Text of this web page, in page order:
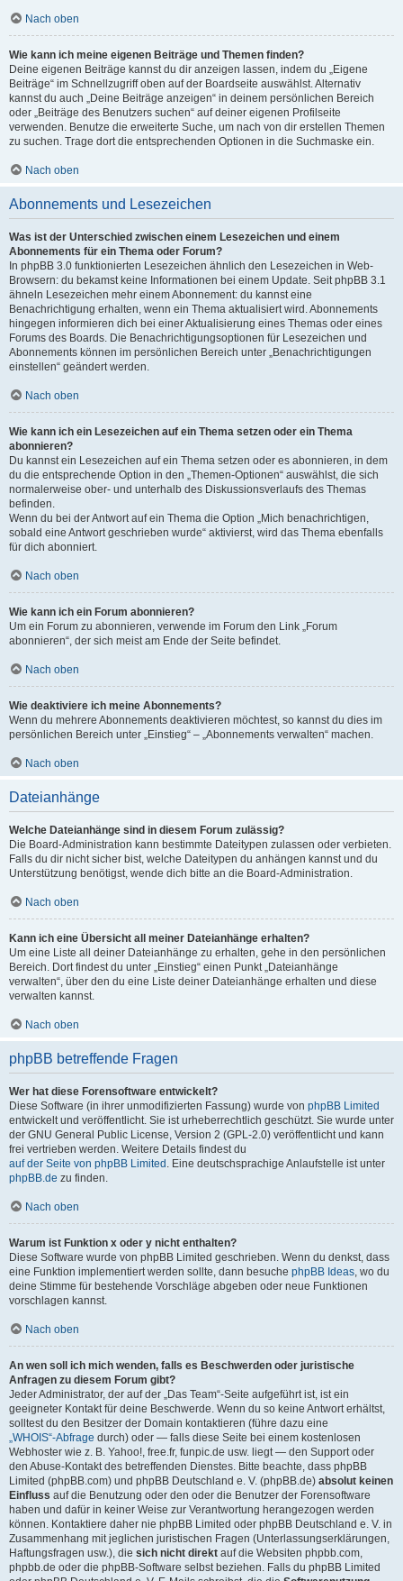
Nach oben
Wie kann ich meine eigenen Beiträge und Themen finden?
Deine eigenen Beiträge kannst du dir anzeigen lassen, indem du „Eigene
Beiträge“ im Schnellzugriff oben auf der Boardseite auswählst. Alternativ
kannst du auch „Deine Beiträge anzeigen“ in deinem persönlichen Bereich
oder „Beiträge des Benutzers suchen“ auf deiner eigenen Profilseite
verwenden. Benutze die erweiterte Suche, um nach von dir erstellen Themen
zu suchen. Trage dort die entsprechenden Optionen in die Suchmaske ein.
Nach oben
Abonnements und Lesezeichen
Was ist der Unterschied zwischen einem Lesezeichen und einem
Abonnements für ein Thema oder Forum?
In phpBB 3.0 funktionierten Lesezeichen ähnlich den Lesezeichen in Web-
Browsern: du bekamst keine Informationen bei einem Update. Seit phpBB 3.1
ähneln Lesezeichen mehr einem Abonnement: du kannst eine
Benachrichtigung erhalten, wenn ein Thema aktualisiert wird. Abonnements
hingegen informieren dich bei einer Aktualisierung eines Themas oder eines
Forums des Boards. Die Benachrichtigungsoptionen für Lesezeichen und
Abonnements können im persönlichen Bereich unter „Benachrichtigungen
einstellen“ geändert werden.
Nach oben
Wie kann ich ein Lesezeichen auf ein Thema setzen oder ein Thema
abonnieren?
Du kannst ein Lesezeichen auf ein Thema setzen oder es abonnieren, in dem
du die entsprechende Option in den „Themen-Optionen“ auswählst, die sich
normalerweise ober- und unterhalb des Diskussionsverlaufs des Themas
befinden.
Wenn du bei der Antwort auf ein Thema die Option „Mich benachrichtigen,
sobald eine Antwort geschrieben wurde“ aktivierst, wird das Thema ebenfalls
für dich abonniert.
Nach oben
Wie kann ich ein Forum abonnieren?
Um ein Forum zu abonnieren, verwende im Forum den Link „Forum
abonnieren“, der sich meist am Ende der Seite befindet.
Nach oben
Wie deaktiviere ich meine Abonnements?
Wenn du mehrere Abonnements deaktivieren möchtest, so kannst du dies im
persönlichen Bereich unter „Einstieg“ – „Abonnements verwalten“ machen.
Nach oben
Dateianhänge
Welche Dateianhänge sind in diesem Forum zulässig?
Die Board-Administration kann bestimmte Dateitypen zulassen oder verbieten.
Falls du dir nicht sicher bist, welche Dateitypen du anhängen kannst und du
Unterstützung benötigst, wende dich bitte an die Board-Administration.
Nach oben
Kann ich eine Übersicht all meiner Dateianhänge erhalten?
Um eine Liste all deiner Dateianhänge zu erhalten, gehe in den persönlichen
Bereich. Dort findest du unter „Einstieg“ einen Punkt „Dateianhänge
verwalten“, über den du eine Liste deiner Dateianhänge erhalten und diese
verwalten kannst.
Nach oben
phpBB betreffende Fragen
Wer hat diese Forensoftware entwickelt?
Diese Software (in ihrer unmodifizierten Fassung) wurde von phpBB Limited
entwickelt und veröffentlicht. Sie ist urheberrechtlich geschützt. Sie wurde unter
der GNU General Public License, Version 2 (GPL-2.0) veröffentlicht und kann
frei vertrieben werden. Weitere Details findest du
auf der Seite von phpBB Limited . Eine deutschsprachige Anlaufstelle ist unter
phpBB.de zu finden.
Nach oben
Warum ist Funktion x oder y nicht enthalten?
Diese Software wurde von phpBB Limited geschrieben. Wenn du denkst, dass
eine Funktion implementiert werden sollte, dann besuche phpBB Ideas, wo du
deine Stimme für bestehende Vorschläge abgeben oder neue Funktionen
vorschlagen kannst.
Nach oben
An wen soll ich mich wenden, falls es Beschwerden oder juristische
Anfragen zu diesem Forum gibt?
Jeder Administrator, der auf der „Das Team“-Seite aufgeführt ist, ist ein
geeigneter Kontakt für deine Beschwerde. Wenn du so keine Antwort erhältst,
solltest du den Besitzer der Domain kontaktieren (führe dazu eine
„WHOIS“-Abfrage durch) oder — falls diese Seite bei einem kostenlosen
Webhoster wie z. B. Yahoo!, free.fr, funpic.de usw. liegt — den Support oder
den Abuse-Kontakt des betreffenden Dienstes. Bitte beachte, dass phpBB
Limited (phpBB.com) und phpBB Deutschland e. V. (phpBB.de) absolut keinen
Einfluss auf die Benutzung oder den oder die Benutzer der Forensoftware
haben und dafür in keiner Weise zur Verantwortung herangezogen werden
können. Kontaktiere daher nie phpBB Limited oder phpBB Deutschland e. V. in
Zusammenhang mit jeglichen juristischen Fragen (Unterlassungserklärungen,
Haftungsfragen usw.), die sich nicht direkt auf die Websiten phpbb.com,
phpbb.de oder die phpBB-Software selbst beziehen. Falls du phpBB Limited